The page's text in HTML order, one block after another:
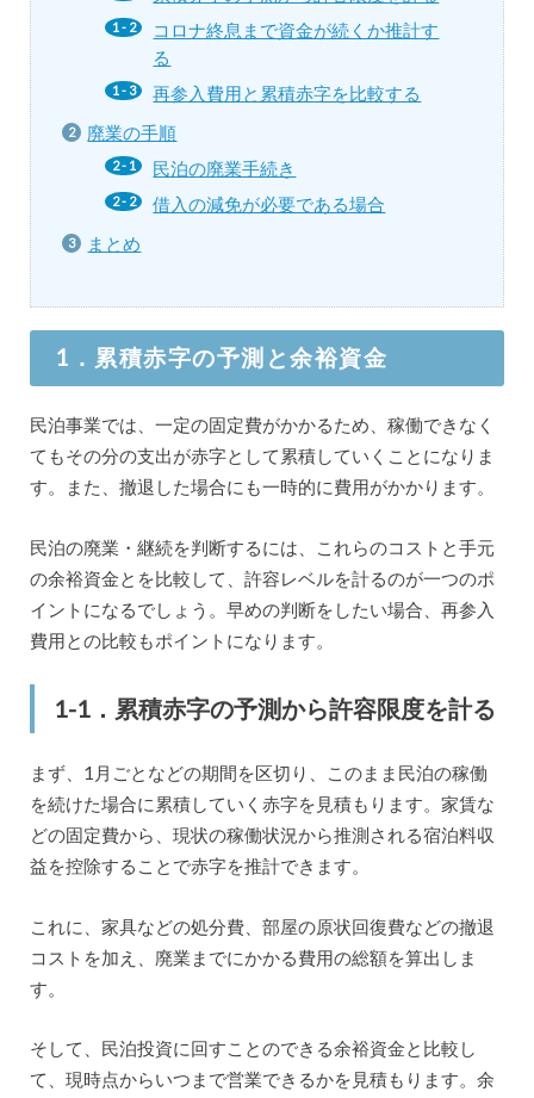
コロナ終息まで資金が続くか推計す
る
再参入費用と累積赤字を比較する
廃業の手順
民泊の廃業手続き
借入の減免が必要である場合
まとめ
1．累積赤字の予測と余裕資金
民泊事業では、一定の固定費がかかるため、稼働できなく
てもその分の支出が赤字として累積していくことになりま
す。また、撤退した場合にも一時的に費用がかかります。
民泊の廃業・継続を判断するには、これらのコストと手元
の余裕資金とを比較して、許容レベルを計るのが一つのポ
イントになるでしょう。早めの判断をしたい場合、再参入
費用との比較もポイントになります。
1-1．累積赤字の予測から許容限度を計る
まず、1月ごとなどの期間を区切り、このまま民泊の稼働
を続けた場合に累積していく赤字を見積もります。家賃な
どの固定費から、現状の稼働状況から推測される宿泊料収
益を控除することで赤字を推計できます。
これに、家具などの処分費、部屋の原状回復費などの撤退
コストを加え、廃業までにかかる費用の総額を算出しま
す。
そして、民泊投資に回すことのできる余裕資金と比較し
て、現時点からいつまで営業できるかを見積もります。余